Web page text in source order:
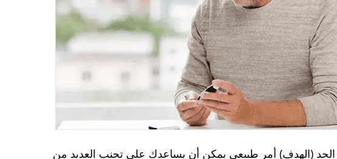
(الهدف) أمر طبيعي يمكن أن يساعدك على تجنب العديد من